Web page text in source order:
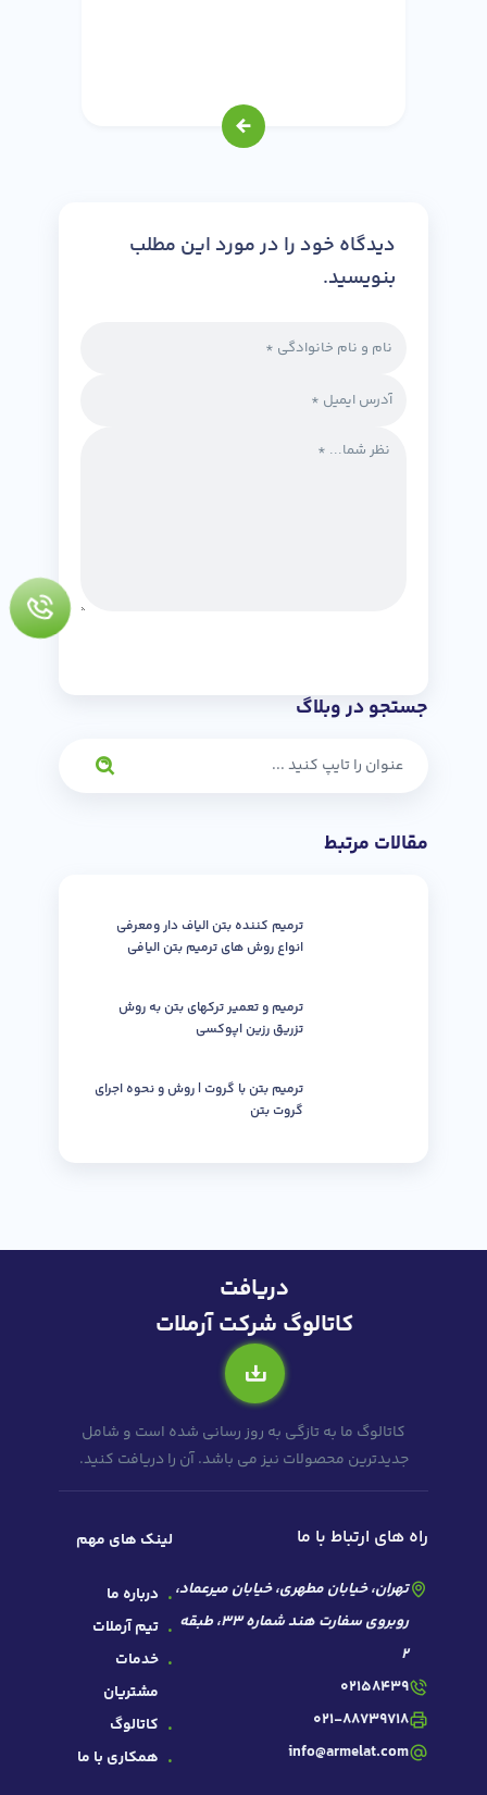
دیدگاه خود را در مورد این مطلب
بنویسید.
جستجو در وبلاگ
مقالات مرتبط
ترمیم کننده بتن الیاف دار ومعرفی
انواع روش های ترمیم بتن الیافی
ترمیم و تعمیر ترکهای بتن به روش
تزریق رزین اپوکسی
ترمیم بتن با گروت | روش و نحوه اجرای
گروت بتن
دریافت
کاتالوگ شرکت آرملات
کاتالوگ ما به تازگی به روز رسانی شده است و شامل
جدیدترین محصولات نیز می باشد. آن را دریافت کنید.
راه های ارتباط با ما
تهران، خیابان مطهری، خیابان میرعماد،
روبروی سفارت هند شماره 33، طبقه
2
02158439
021-88739718
info@armelat.com
لینک های مهم
درباره ما
تیم آرملات
خدمات
مشتریان
کاتالوگ
همکاری با ما